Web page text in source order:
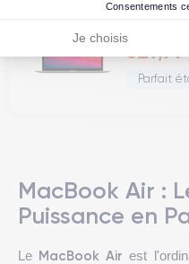
Consentements
Je choisis
Parfait
MacBook Air :
Puissance en
Le MacBook Air est